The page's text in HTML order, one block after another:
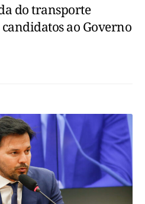
do transporte
ao Governo